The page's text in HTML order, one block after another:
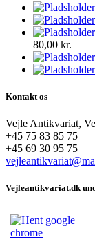
80,00 kr.
Kontakt os
Vejle Antikvariat,
+45 75 83 85 75
+45 69 30 95 75
Vejleantikvariat.dk